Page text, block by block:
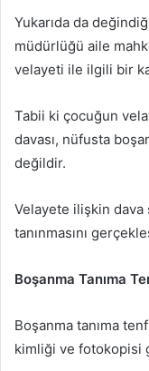
Yukarıda da
müdürlüğü aile
velayeti ile ilgili bir
Tabii ki çocuğun
davası, nüfusta
değildir.
Velayete ilişkin dava
tanınmasını
Boşanma Tanıma
Boşanma tanıma
kimliği ve fotokopisi